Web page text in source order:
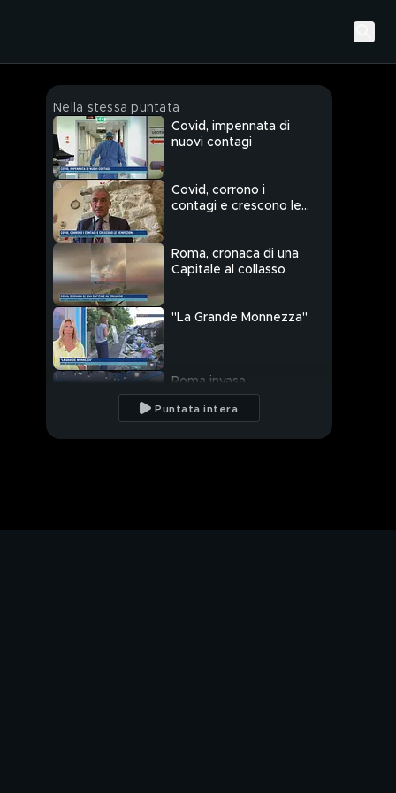
Nella stessa puntata
Covid, impennata di
nuovi contagi
Covid, corrono i
contagi e crescono le
Roma, cronaca di una
Capitale al collasso
"La Grande Monnezza"
Roma invasa
dall'immondizia
Puntata intera